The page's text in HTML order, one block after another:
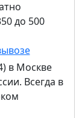
до 500
в Москве
Всегда в